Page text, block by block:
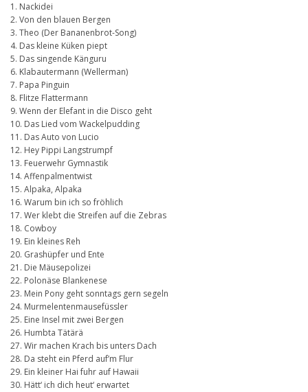
1. Nackidei
2. Von den blauen Bergen
3. Theo (Der Bananenbrot-Song)
4. Das kleine Küken piept
5. Das singende Känguru
6. Klabautermann (Wellerman)
7. Papa Pinguin
8. Flitze Flattermann
9. Wenn der Elefant in die Disco geht
10. Das Lied vom Wackelpudding
11. Das Auto von Lucio
12. Hey Pippi Langstrumpf
13. Feuerwehr Gymnastik
14. Affenpalmentwist
15. Alpaka, Alpaka
16. Warum bin ich so fröhlich
17. Wer klebt die Streifen auf die Zebras
18. Cowboy
19. Ein kleines Reh
20. Grashüpfer und Ente
21. Die Mäusepolizei
22. Polonäse Blankenese
23. Mein Pony geht sonntags gern segeln
24. Murmelentenmausefüssler
25. Eine Insel mit zwei Bergen
26. Humbta Tätärä
27. Wir machen Krach bis unters Dach
28. Da steht ein Pferd auf’m Flur
29. Ein kleiner Hai fuhr auf Hawaii
30. Hätt‘ ich dich heut‘ erwartet